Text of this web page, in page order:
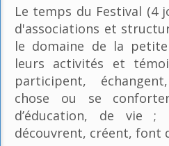
Le temps du Festival (4
d'associations et
le domaine de la
leurs activités et
participent,
chose ou se
d’éducation, de vie ;
découvrent, créent, font